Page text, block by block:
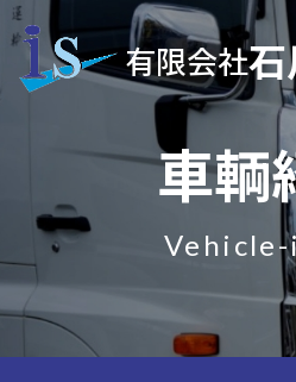
有限会社
車輌